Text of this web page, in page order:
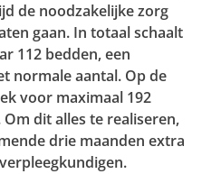
de noodzakelijke zorg
gaan. In totaal schaalt
112 bedden, een
normale aantal. Op de
voor maximaal 192
dit alles te realiseren,
drie maanden extra